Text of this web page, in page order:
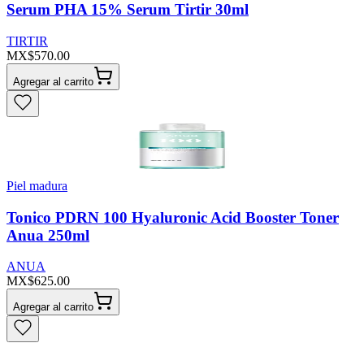
Serum PHA 15% Serum Tirtir 30ml
TIRTIR
MX$570.00
Agregar al carrito
Piel madura
Tonico PDRN 100 Hyaluronic Acid Booster Toner
Anua 250ml
ANUA
MX$625.00
Agregar al carrito